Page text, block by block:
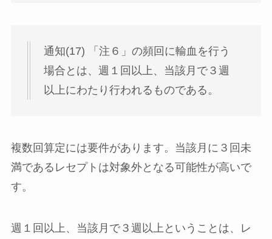
通知(17) 「注６」の頻回に輸血を行う
場合とは、週１回以上、当該月で３週
以上にわたり行われるものである。
複数回算定には要件があります。当該月に３回未
満であるレセプトは対象外となる可能性が高いで
す。
週１回以上、当該月で３週以上ということは、レ